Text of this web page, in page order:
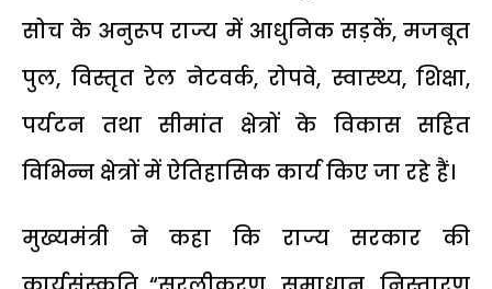
सोच के अनुरूप राज्य में आधुनिक सड़कें, मजबूत
पुल, विस्तृत रेल नेटवर्क, रोपवे, स्वास्थ्य, शिक्षा,
पर्यटन तथा सीमांत क्षेत्रों के विकास सहित
विभिन्न क्षेत्रों में ऐतिहासिक कार्य किए जा रहे हैं।
मुख्यमंत्री ने कहा कि राज्य सरकार की